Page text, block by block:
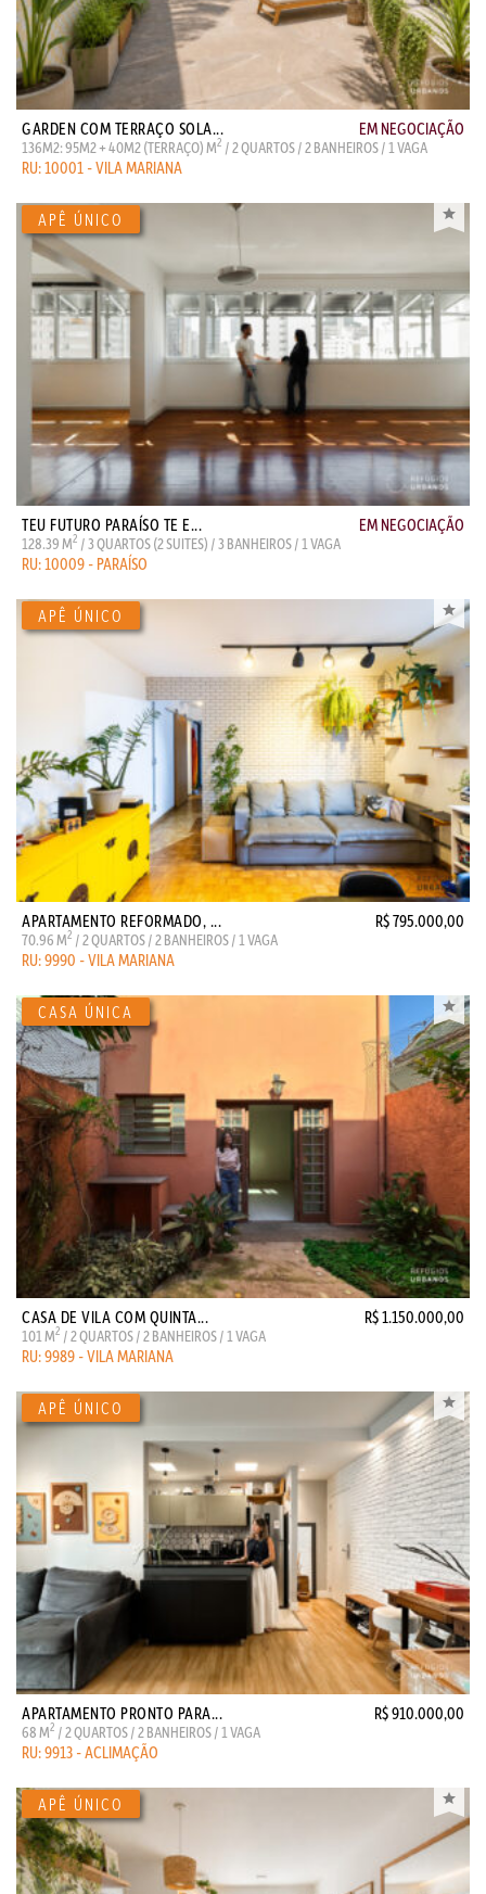
GARDEN COM TERRAÇO SOLA... EM NEGOCIAÇÃO
136M2: 95M2 + 40M2 (TERRAÇO) M2 / 2 QUARTOS / 2 BANHEIROS / 1 VAGA
RU: 10001 - VILA MARIANA
TEU FUTURO PARAÍSO TE E... EM NEGOCIAÇÃO
128.39 M2 / 3 QUARTOS (2 SUITES) / 3 BANHEIROS / 1 VAGA
RU: 10009 - PARAÍSO
APARTAMENTO REFORMADO, ... R$ 795.000,00
70.96 M2 / 2 QUARTOS / 2 BANHEIROS / 1 VAGA
RU: 9990 - VILA MARIANA
CASA DE VILA COM QUINTA... R$ 1.150.000,00
101 M2 / 2 QUARTOS / 2 BANHEIROS / 1 VAGA
RU: 9989 - VILA MARIANA
APARTAMENTO PRONTO PARA... R$ 910.000,00
68 M2 / 2 QUARTOS / 2 BANHEIROS / 1 VAGA
RU: 9913 - ACLIMAÇÃO